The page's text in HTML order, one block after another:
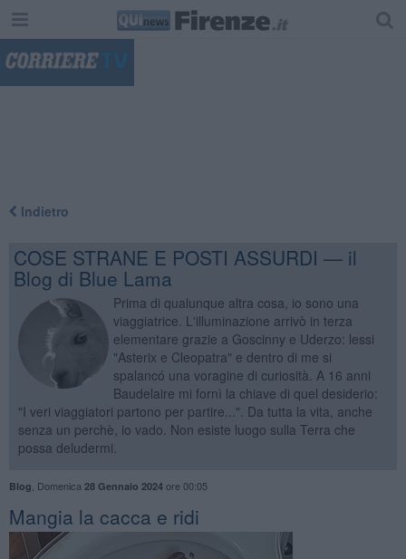
Indietro
COSE STRANE E POSTI ASSURDI — il
Blog di Blue Lama
Prima di qualunque altra cosa, io sono una
viaggiatrice. L'illuminazione arrivò in terza
elementare grazie a Goscinny e Uderzo: lessi
"Asterix e Cleopatra" e dentro di me si
spalancó una voragine di curiosità. A 16 anni
Baudelaire mi fornì la chiave di quel desiderio:
"I veri viaggiatori partono per partire...". Da tutta la vita, anche
senza un perchè, io vado. Non esiste luogo sulla Terra che
possa deludermi.
Blog Domenica 28 Gennaio 2024ore 00:05
Mangia la cacca e ridi